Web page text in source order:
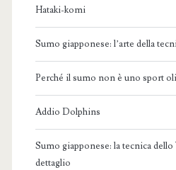
Hataki-komi
Sumo giapponese: l’arte della
Perché il sumo non è uno sport
Addio Dolphins
Sumo giapponese: la tecnica
dettaglio